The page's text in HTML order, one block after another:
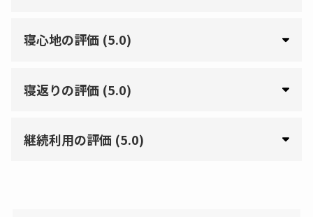
寝心地の評価 (5.0)
寝返りの評価 (5.0)
継続利用の評価 (5.0)